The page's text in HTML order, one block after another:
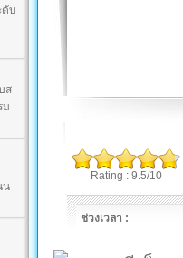
ดับ
ส
ม
น
Rating : 9.5/10
ช่วงเวลา :